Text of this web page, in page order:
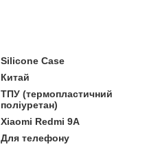
Silicone Case
Китай
ТПУ (термопластичний
поліуретан)
Xiaomi Redmi 9A
Для телефону